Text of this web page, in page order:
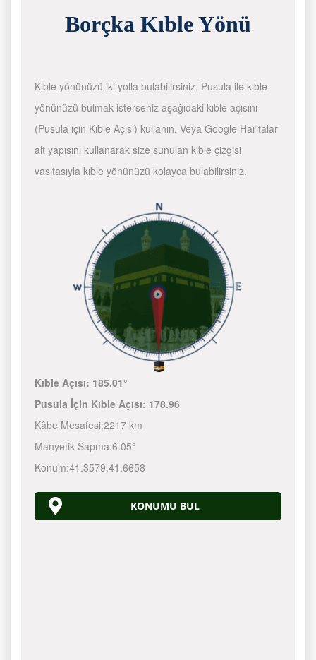
Borçka Kıble Yönü
Kıble yönünüzü iki yolla bulabilirsiniz. Pusula ile kıble
yönünüzü bulmak isterseniz aşağıdaki kıble açısını
(Pusula için Kıble Açısı) kullanın. Veya Google Haritalar
alt yapısını kullanarak size sunulan kıble çizgisi
vasıtasıyla kıble yönünüzü kolayca bulabilirsiniz.
Kıble Açısı: 185.01°
Pusula İçin Kıble Açısı: 178.96
Kâbe Mesafesi:2217 km
Manyetik Sapma:6.05°
Konum:41.3579,41.6658
KONUMU BUL